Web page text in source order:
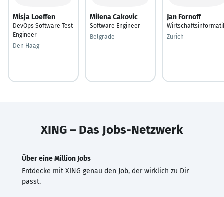
Misja Loeffen
DevOps Software Test
Engineer
Den Haag
Milena Cakovic
Software Engineer
Belgrade
Jan Fornoff
Zürich
XING – Das Jobs-Netzwerk
Über eine Million Jobs
Entdecke mit XING genau den Job, der wirklich zu Dir
passt.